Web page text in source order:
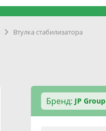
Втулка стабилизатора
Бренд: JP Group